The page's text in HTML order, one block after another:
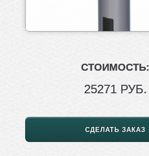
СТОИМОСТЬ:
25271 РУБ.
СДЕЛАТЬ ЗАКАЗ